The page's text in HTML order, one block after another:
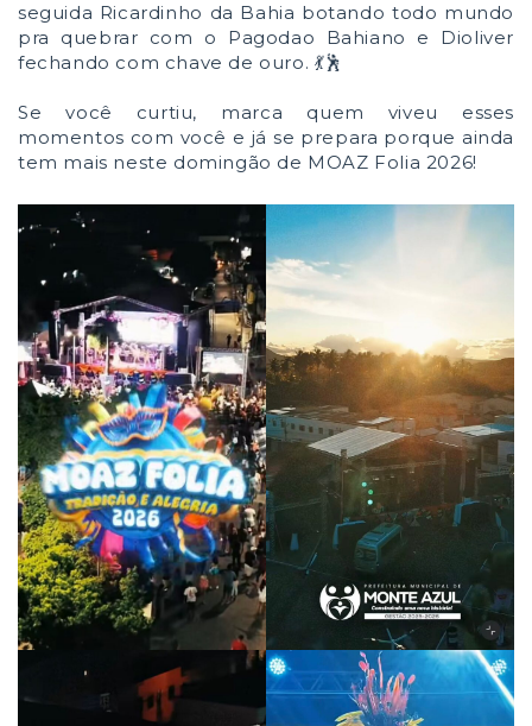
seguida Ricardinho da Bahia botando todo mundo
pra quebrar com o Pagodao Bahiano e Dioliver
fechando com chave de ouro. 💃🕺
Se você curtiu, marca quem viveu esses
momentos com você e já se prepara porque ainda
tem mais neste domingão de MOAZ Folia 2026!